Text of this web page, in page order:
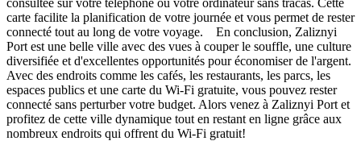
consultée sur votre téléphone ou votre ordinateur sans tracas. Cette
carte facilite la planification de votre journée et vous permet de rester
connecté tout au long de votre voyage. En conclusion, Zaliznyi
Port est une belle ville avec des vues à couper le souffle, une culture
diversifiée et d'excellentes opportunités pour économiser de l'argent.
Avec des endroits comme les cafés, les restaurants, les parcs, les
espaces publics et une carte du Wi-Fi gratuite, vous pouvez rester
connecté sans perturber votre budget. Alors venez à Zaliznyi Port et
profitez de cette ville dynamique tout en restant en ligne grâce aux
nombreux endroits qui offrent du Wi-Fi gratuit!